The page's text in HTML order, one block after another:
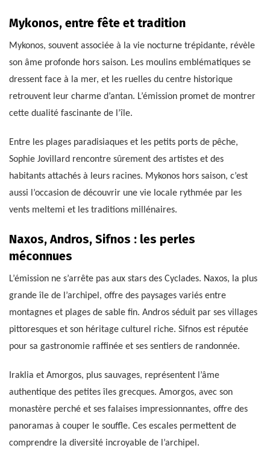
Mykonos, entre fête et tradition
Mykonos, souvent associée à la vie nocturne trépidante, révèle
son âme profonde hors saison. Les moulins emblématiques se
dressent face à la mer, et les ruelles du centre historique
retrouvent leur charme d’antan. L’émission promet de montrer
cette dualité fascinante de l’île.
Entre les plages paradisiaques et les petits ports de pêche,
Sophie Jovillard rencontre sûrement des artistes et des
habitants attachés à leurs racines. Mykonos hors saison, c’est
aussi l’occasion de découvrir une vie locale rythmée par les
vents meltemi et les traditions millénaires.
Naxos, Andros, Sifnos : les perles
méconnues
L’émission ne s’arrête pas aux stars des Cyclades. Naxos, la plus
grande île de l’archipel, offre des paysages variés entre
montagnes et plages de sable fin. Andros séduit par ses villages
pittoresques et son héritage culturel riche. Sifnos est réputée
pour sa gastronomie raffinée et ses sentiers de randonnée.
Iraklia et Amorgos, plus sauvages, représentent l’âme
authentique des petites îles grecques. Amorgos, avec son
monastère perché et ses falaises impressionnantes, offre des
panoramas à couper le souffle. Ces escales permettent de
comprendre la diversité incroyable de l’archipel.